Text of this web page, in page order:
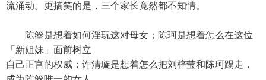
流涌动。更搞笑的是，三个家长竟然都不知情。
陈箜是想着如何淫玩这对母女；陈珂是想着怎么在这位
「新姐妹」面前树立
自己正宫的权威；许清璇是想着怎么把刘梓莹和陈珂踢走，